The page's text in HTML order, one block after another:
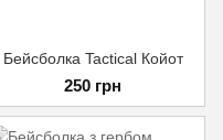
Бейсболка Tactical Койот
250 грн